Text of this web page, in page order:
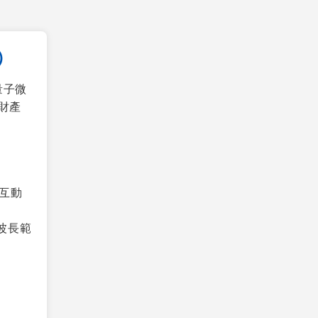
微
產
動
長範